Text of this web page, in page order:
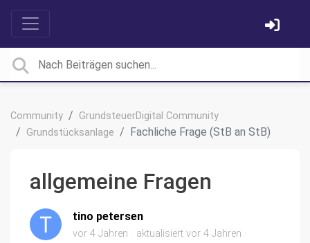
Community
GrundsteuerDigital Community
Grundstücksanlage
Fachliche Frage (StB an StB)
allgemeine Fragen
tino petersen
vor 4 Jahren aktualisiert vor 4 Jahren